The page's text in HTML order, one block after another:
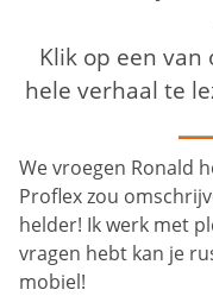
Klik op een
hele verhaal te
We vroegen Ronald
Proflex zou
helder! Ik werk met
vragen hebt kan je
mobiel!